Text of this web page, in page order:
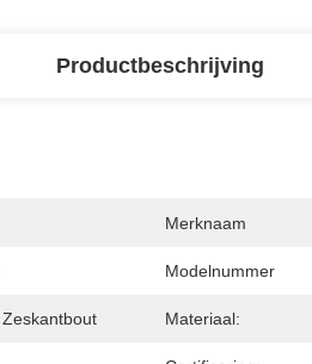
Productbeschrijving
Merknaam
Modelnummer
Materiaal: